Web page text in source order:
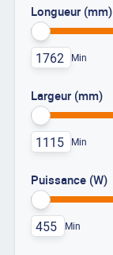
Longueur (mm)
Min
Largeur (mm)
Min
Puissance (W)
Min